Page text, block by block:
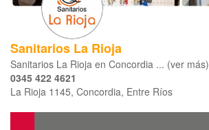
Sanitarios La Rioja
Sanitarios La Rioja en Concordia ... (ver más)
0345 422 4621
La Rioja 1145, Concordia, Entre Ríos